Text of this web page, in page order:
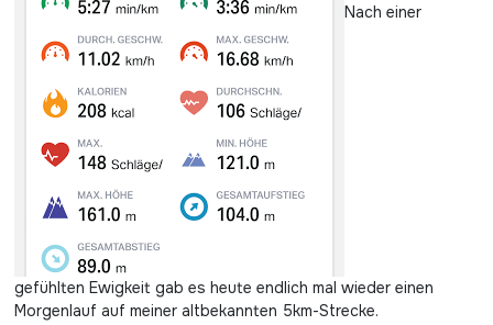
Nach einer
gefühlten Ewigkeit gab es heute endlich mal wieder einen
Morgenlauf auf meiner altbekannten 5km-Strecke.